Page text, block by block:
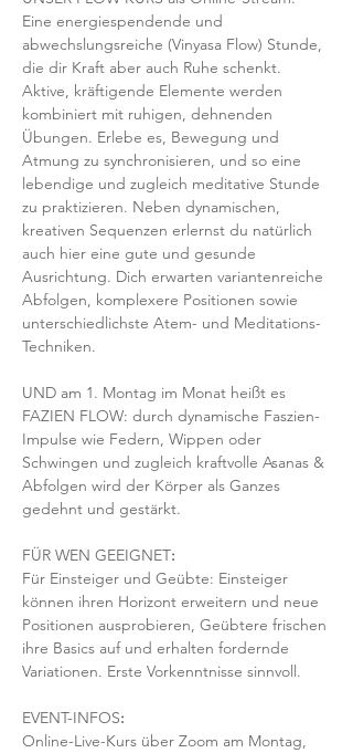
Eine energiespendende und
abwechslungsreiche (Vinyasa Flow) Stunde,
die dir Kraft aber auch Ruhe schenkt.
Aktive, kräftigende Elemente werden
kombiniert mit ruhigen, dehnenden
Übungen. Erlebe es, Bewegung und
Atmung zu synchronisieren, und so eine
lebendige und zugleich meditative Stunde
zu praktizieren. Neben dynamischen,
kreativen Sequenzen erlernst du natürlich
auch hier eine gute und gesunde
Ausrichtung. Dich erwarten variantenreiche
Abfolgen, komplexere Positionen sowie
unterschiedlichste Atem- und Meditations-
Techniken.
UND am 1. Montag im Monat heißt es
FAZIEN FLOW: durch dynamische Faszien-
Impulse wie Federn, Wippen oder
Schwingen und zugleich kraftvolle Asanas &
Abfolgen wird der Körper als Ganzes
gedehnt und gestärkt.
FÜR WEN GEEIGNET:
Für Einsteiger und Geübte: Einsteiger
können ihren Horizont erweitern und neue
Positionen ausprobieren, Geübtere frischen
ihre Basics auf und erhalten fordernde
Variationen. Erste Vorkenntnisse sinnvoll.
EVENT-INFOS:
Online-Live-Kurs über Zoom am Montag,